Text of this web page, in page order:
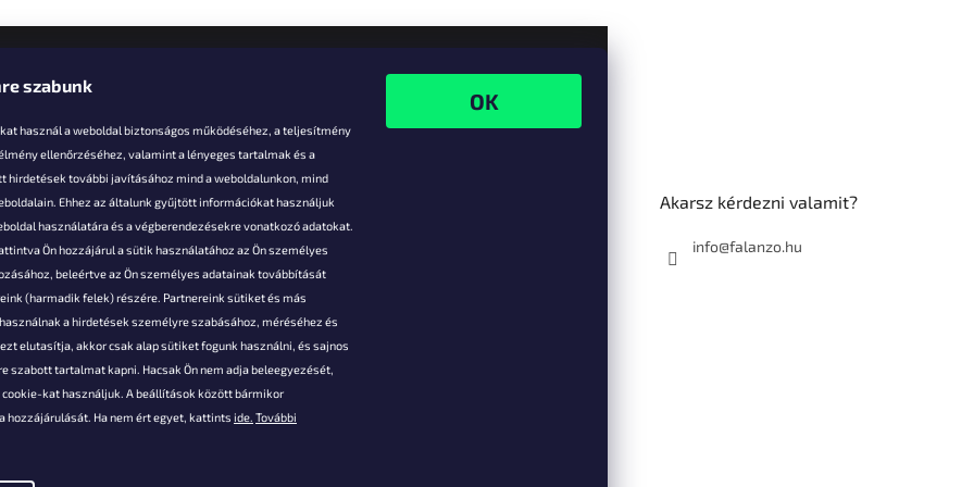
szabunk
használ a weboldal biztonságos működéséhez, a teljesítmény
ellenőrzéséhez, valamint a lényeges tartalmak és a
hirdetések további javításához mind a weboldalunkon, mind
Ehhez az általunk gyűjtött információkat használjuk
használatára és a végberendezésekre vonatkozó adatokat.
Ön hozzájárul a sütik használatához az Ön személyes
beleértve az Ön személyes adatainak továbbítását
(harmadik felek) részére. Partnereink sütiket és más
a hirdetések személyre szabásához, méréséhez és
elutasítja, akkor csak alap sütiket fogunk használni, és sajnos
szabott tartalmat kapni. Hacsak Ön nem adja beleegyezését,
cookie-kat használjuk. A beállítások között bármikor
hozzájárulását. Ha nem ért egyet, kattints ide. További
fizetés
áruk
adatok
feltételei
adatok
Akarsz kérdezni valamit?
info@falanzo.hu